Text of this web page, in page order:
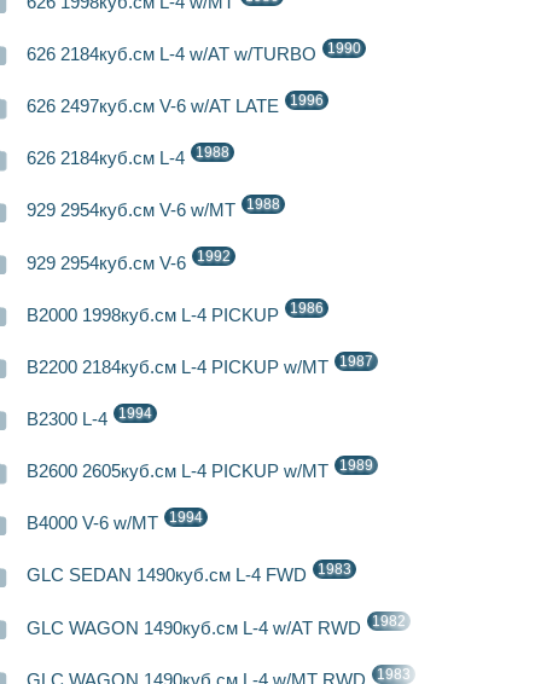
626 2184куб.см L-4 w/AT w/TURBO 1990
626 2497куб.см V-6 w/AT LATE 1996
626 2184куб.см L-4 1988
929 2954куб.см V-6 w/MT 1988
929 2954куб.см V-6 1992
B2000 1998куб.см L-4 PICKUP 1986
B2200 2184куб.см L-4 PICKUP w/MT 1987
B2300 L-4 1994
B2600 2605куб.см L-4 PICKUP w/MT 1989
B4000 V-6 w/MT 1994
GLC SEDAN 1490куб.см L-4 FWD 1983
GLC WAGON 1490куб.см L-4 w/AT RWD 1982
GLC WAGON 1490куб.см L-4 w/MT RWD 1983